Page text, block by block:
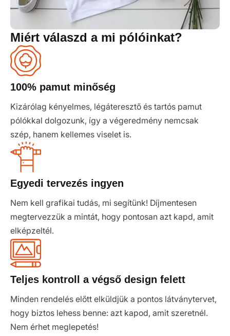
Miért válaszd a mi pólóinkat?
100% pamut minőség
Kizárólag kényelmes, légáteresztő és tartós pamut
pólókkal dolgozunk, így a végeredmény nemcsak
szép, hanem kellemes viselet is.
Egyedi tervezés ingyen
Nem kell grafikai tudás, mi segítünk! Díjmentesen
megtervezzük a mintát, hogy pontosan azt kapd, amit
elképzeltél.
Teljes kontroll a végső design felett
Minden rendelés előtt elküldjük a pontos látványtervet,
hogy biztos lehess benne: azt kapod, amit szeretnél.
Nem érhet meglepetés!